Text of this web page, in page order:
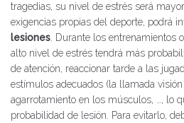
tragedias, su nivel de estrés será
exigencias propias del deporte, podrá
lesiones. Durante los entrenamientos
alto nivel de estrés tendrá más
de atención, reaccionar tarde a las
estímulos adecuados (la llamada
agarrotamiento en los músculos, …, lo
probabilidad de lesión. Para evitarlo,